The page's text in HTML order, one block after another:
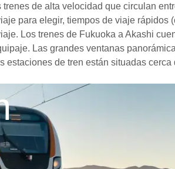
de alta velocidad que circulan
para elegir, tiempos de viaje rápidos
Los trenes de Fukuoka a Akashi
Las grandes ventanas
de tren están situadas